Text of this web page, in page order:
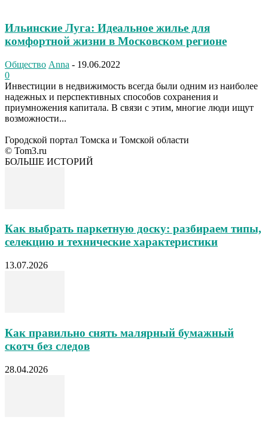
Ильинские Луга: Идеальное жилье для
комфортной жизни в Московском регионе
Общество Anna - 19.06.2022
0
Инвестиции в недвижимость всегда были одним из наиболее
надежных и перспективных способов сохранения и
приумножения капитала. В связи с этим, многие люди ищут
возможности...
Городской портал Томска и Томской области
© Tom3.ru
БОЛЬШЕ ИСТОРИЙ
Как выбрать паркетную доску: разбираем типы,
селекцию и технические характеристики
13.07.2026
Как правильно снять малярный бумажный
скотч без следов
28.04.2026